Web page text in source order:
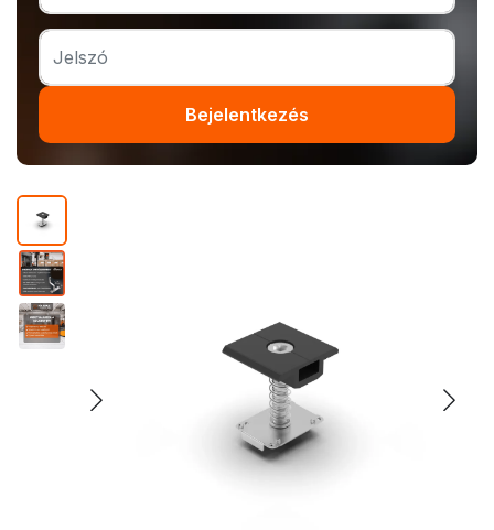
Bejelentkezés